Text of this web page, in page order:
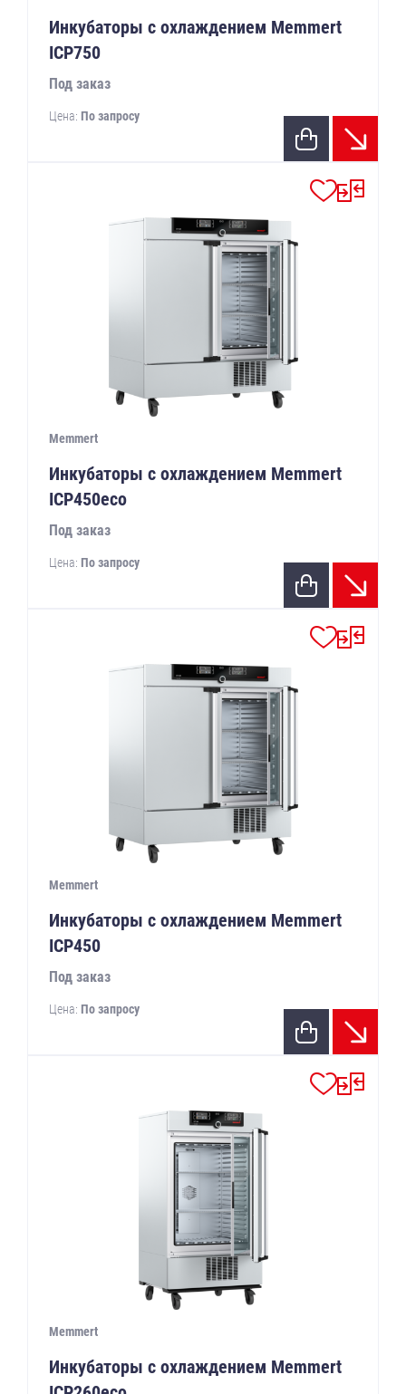
Инкубаторы с охлаждением Memmert
ICP750
Под заказ
Цена: По запросу
Memmert
Инкубаторы с охлаждением Memmert
ICP450eco
Под заказ
Цена: По запросу
Memmert
Инкубаторы с охлаждением Memmert
ICP450
Под заказ
Цена: По запросу
Memmert
Инкубаторы с охлаждением Memmert